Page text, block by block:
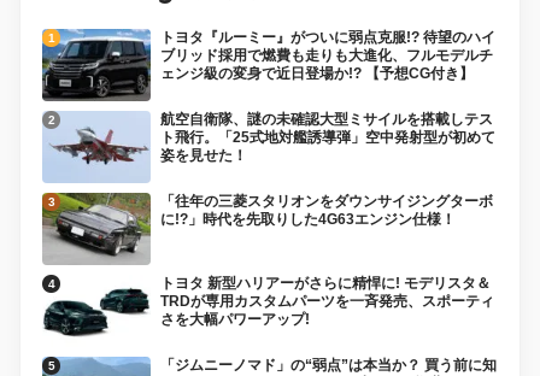
トヨタ『ルーミー』がついに弱点克服!? 待望のハイ
ブリッド採用で燃費も走りも大進化、フルモデルチ
ェンジ級の変身で近日登場か!? 【予想CG付き】
航空自衛隊、謎の未確認大型ミサイルを搭載しテス
ト飛行。「25式地対艦誘導弾」空中発射型が初めて
姿を見せた！
「往年の三菱スタリオンをダウンサイジングターボ
に!?」時代を先取りした4G63エンジン仕様！
トヨタ 新型ハリアーがさらに精悍に! モデリスタ＆
TRDが専用カスタムパーツを一斉発売、スポーティ
さを大幅パワーアップ!
「ジムニーノマド」の“弱点”は本当か？ 買う前に知